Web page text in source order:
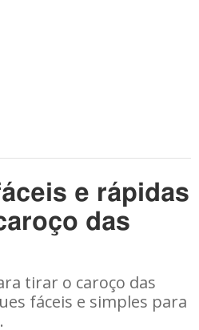
e rápidas
das
tirar o caroço das
fáceis e simples para